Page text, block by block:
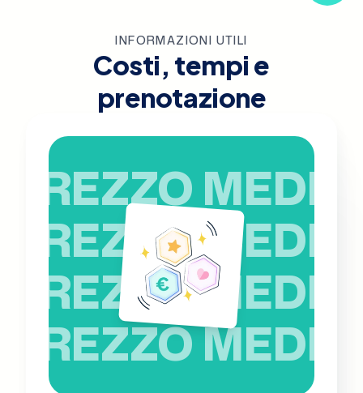
INFORMAZIONI UTILI
Costi, tempi e
prenotazione
PREZZO MEDIO
PREZZO MEDIO
PREZZO MEDIO
PREZZO MEDIO